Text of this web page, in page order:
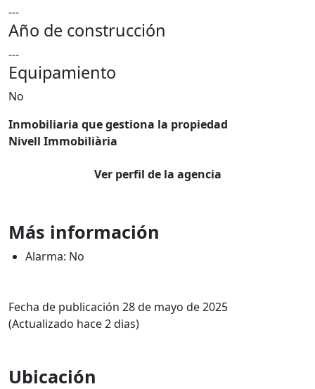
---
Año de construcción
---
Equipamiento
No
Inmobiliaria que gestiona la propiedad
Nivell Immobiliària
Ver perfil de la agencia
Más información
Alarma: No
Fecha de publicación 28 de mayo de 2025
(Actualizado hace 2 dias)
Ubicación